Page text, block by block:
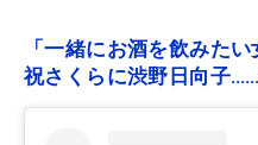
「一緒にお酒を飲みた
祝さくらに渋野日向子